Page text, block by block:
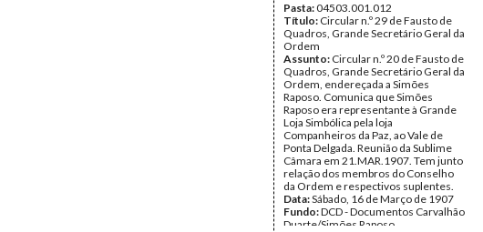
Pasta:04503.001.012
Título: Circular n.º 29 de Fausto de
Quadros, Grande Secretário Geral da
Ordem
Assunto: Circular n.º 20 de Fausto de
Quadros, Grande Secretário Geral da
Ordem, endereçada a Simões
Raposo. Comunica que Simões
Raposo era representante à Grande
Loja Simbólica pela loja
Companheiros da Paz, ao Vale de
Ponta Delgada. Reunião da Sublime
Câmara em 21.MAR.1907. Tem junto
relação dos membros do Conselho
da Ordem e respectivos suplentes.
Data:Sábado, 16 de Março de 1907
Fundo:DCD - Documentos Carvalhão
Duarte/Simões Raposo